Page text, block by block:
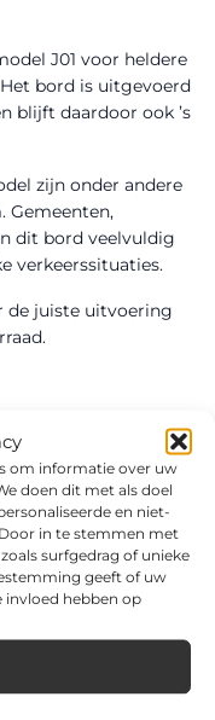
om informatie over uw
doen dit met als doel
en niet-
in te stemmen met
surfgedrag of unieke
geeft of uw
hebben op
J01 voor heldere
bord is uitgevoerd
blijft daardoor ook ’s
zijn onder andere
Gemeenten,
dit bord veelvuldig
verkeerssituaties.
de juiste uitvoering